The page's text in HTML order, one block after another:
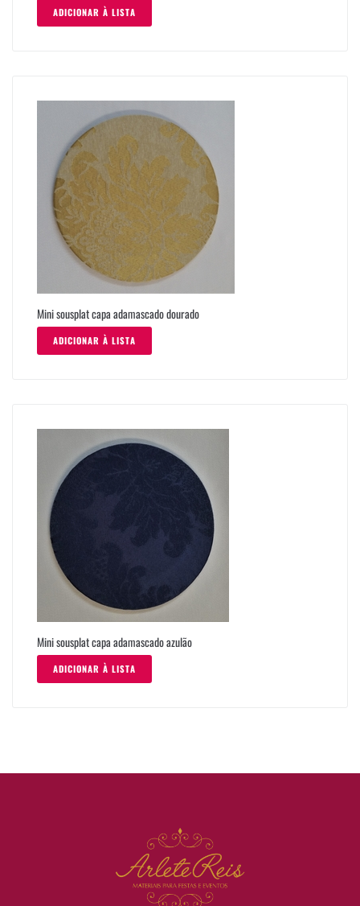
ADICIONAR À LISTA
Mini sousplat capa adamascado dourado
ADICIONAR À LISTA
Mini sousplat capa adamascado azulão
ADICIONAR À LISTA